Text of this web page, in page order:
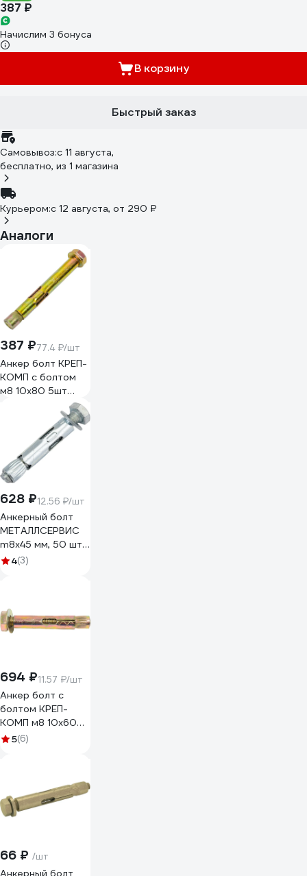
387 ₽
Начислим 3 бонуса
В корзину
Быстрый заказ
Самовывоз:c 11 августа,
бесплатно, из 1 магазина
Курьером:c 12 августа, от 290 ₽
Аналоги
387 ₽77.4 ₽/шт
Анкер болт КРЕП-
КОМП с болтом
м8 10х80 5шт
628 ₽12.56 ₽/шт
Анкерный болт
МЕТАЛЛСЕРВИС
m8x45 мм, 50 шт.
1240951
4(3)
694 ₽11.57 ₽/шт
Анкер болт с
болтом КРЕП-
КОМП м8 10х60
60шт аб1060
5(6)
66 ₽ /шт
Анкерный болт